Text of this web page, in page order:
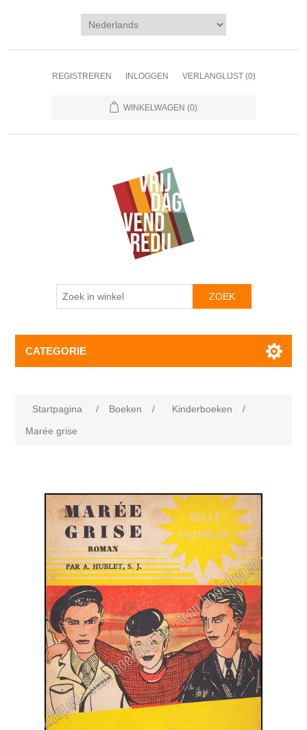
REGISTREREN INLOGGEN VERLANGLIJST (0)
WINKELWAGEN (0)
CATEGORIE
Startpagina / Boeken / Kinderboeken
/
Marée grise